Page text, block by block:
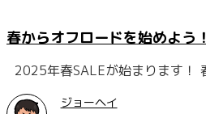
春からオフロードを始めよう
2025年春SALEが始まります！
ジョーヘイ